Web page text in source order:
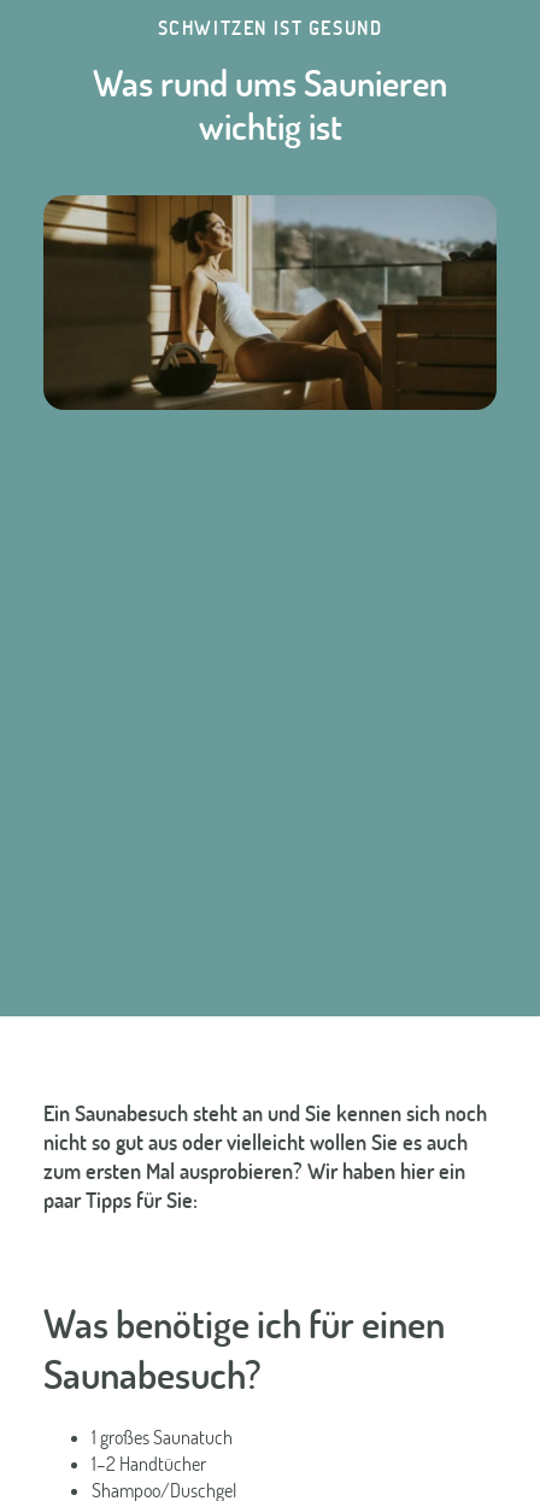
SCHWITZEN IST GESUND
Was rund ums Saunieren
wichtig ist
Ein Saunabesuch steht an und Sie kennen sich noch
nicht so gut aus oder vielleicht wollen Sie es auch
zum ersten Mal ausprobieren? Wir haben hier ein
paar Tipps für Sie:
Was benötige ich für einen
Saunabesuch?
1 großes Saunatuch
1–2 Handtücher
Shampoo/Duschgel